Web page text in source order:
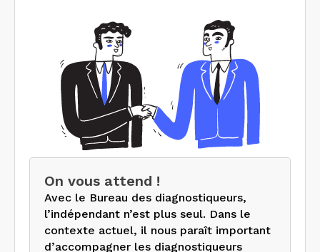
On vous attend !
Avec le Bureau des diagnostiqueurs,
l’indépendant n’est plus seul. Dans le
contexte actuel, il nous paraît important
d’accompagner les diagnostiqueurs